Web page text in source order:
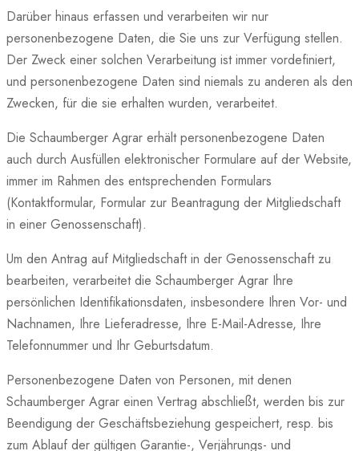
Darüber hinaus erfassen und verarbeiten wir nur
personenbezogene Daten, die Sie uns zur Verfügung stellen.
Der Zweck einer solchen Verarbeitung ist immer vordefiniert,
und personenbezogene Daten sind niemals zu anderen als den
Zwecken, für die sie erhalten wurden, verarbeitet.
Die Schaumberger Agrar erhält personenbezogene Daten
auch durch Ausfüllen elektronischer Formulare auf der Website,
immer im Rahmen des entsprechenden Formulars
(Kontaktformular, Formular zur Beantragung der Mitgliedschaft
in einer Genossenschaft).
Um den Antrag auf Mitgliedschaft in der Genossenschaft zu
bearbeiten, verarbeitet die Schaumberger Agrar Ihre
persönlichen Identifikationsdaten, insbesondere Ihren Vor- und
Nachnamen, Ihre Lieferadresse, Ihre E-Mail-Adresse, Ihre
Telefonnummer und Ihr Geburtsdatum.
Personenbezogene Daten von Personen, mit denen
Schaumberger Agrar einen Vertrag abschließt, werden bis zur
Beendigung der Geschäftsbeziehung gespeichert, resp. bis
zum Ablauf der gültigen Garantie-, Verjährungs- und